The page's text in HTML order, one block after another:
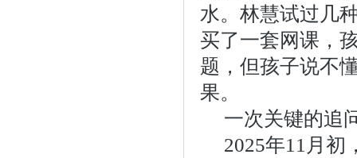
水。林慧试过几
买了一套网课，
题，但孩子说不
果。
一次关键的追
2025年11月初